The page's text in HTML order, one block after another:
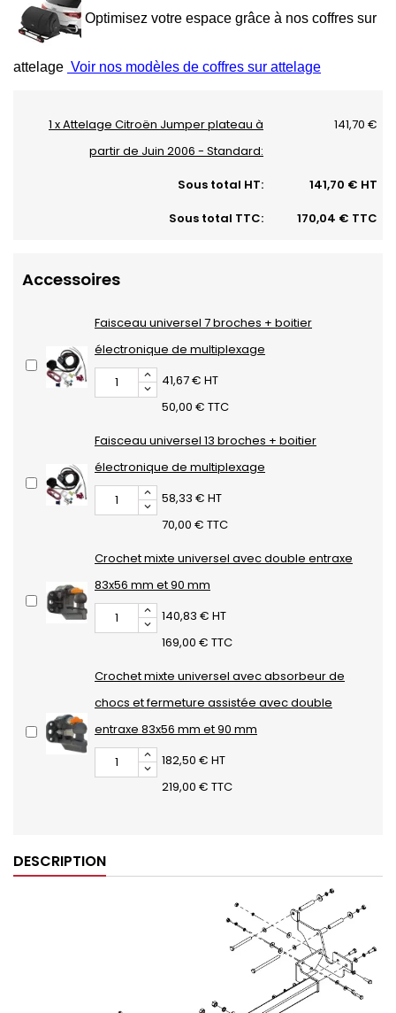
Optimisez votre espace grâce à nos coffres sur
attelage Voir nos modèles de coffres sur attelage
1 x Attelage Citroën Jumper plateau à
partir de Juin 2006 - Standard:
141,70 €
Sous total HT:
141,70 € HT
Sous total TTC:
170,04 € TTC
Accessoires
Faisceau universel 7 broches + boitier
électronique de multiplexage
41,67 € HT
50,00 € TTC
Faisceau universel 13 broches + boitier
électronique de multiplexage
58,33 € HT
70,00 € TTC
Crochet mixte universel avec double entraxe
83x56 mm et 90 mm
140,83 € HT
169,00 € TTC
Crochet mixte universel avec absorbeur de
chocs et fermeture assistée avec double
entraxe 83x56 mm et 90 mm
182,50 € HT
219,00 € TTC
DESCRIPTION